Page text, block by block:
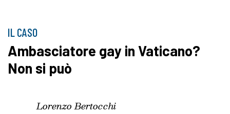
IL CASO
Ambasciatore gay in Vaticano?
Non si può
Lorenzo Bertocchi